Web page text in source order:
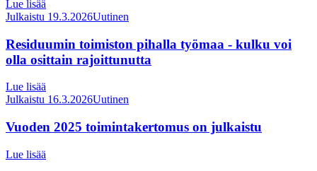
Lue lisää
Julkaistu 19.3.2026Uutinen
Residuumin toimiston pihalla työmaa - kulku voi
olla osittain rajoittunutta
Lue lisää
Julkaistu 16.3.2026Uutinen
Vuoden 2025 toimintakertomus on julkaistu
Lue lisää